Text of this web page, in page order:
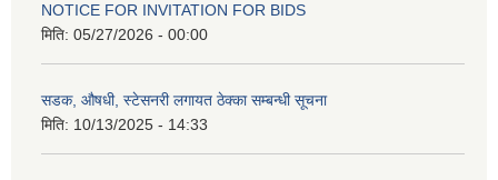
NOTICE FOR INVITATION FOR BIDS
मिति: 05/27/2026 - 00:00
सडक, औषधी, स्टेसनरी लगायत ठेक्का सम्बन्धी सूचना
मिति: 10/13/2025 - 14:33